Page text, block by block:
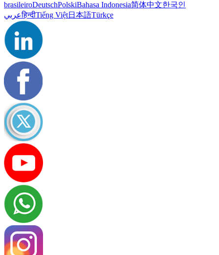
brasileiroDeutschPolskiBahasa Indonesia简体中文한국인
عربيहिन्दीTiếng Việt日本語Türkçe